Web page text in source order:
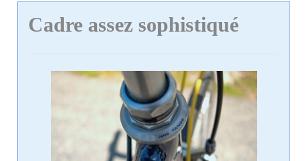
Cadre assez sophistiqué